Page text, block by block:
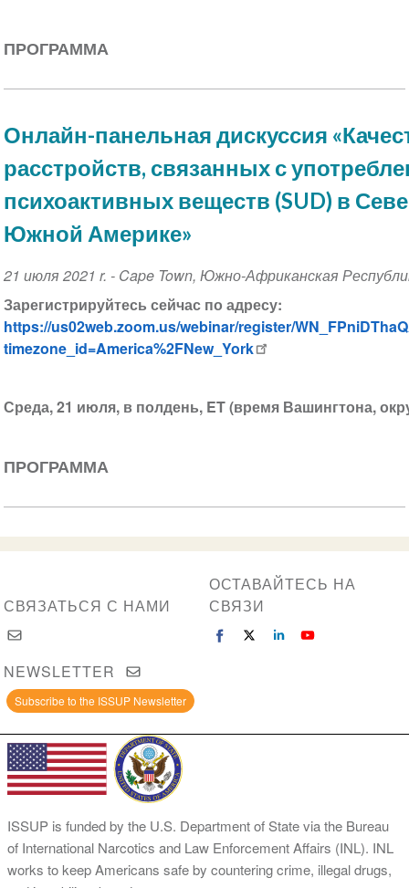
ПРОГРАММА
Онлайн-панельная дискуссия
расстройств, связанных с
психоактивных веществ (SUD) в
Южной Америке»
Event
Date
21 июля 2021 r. - Cape Town, Южно-Африканская
Зарегистрируйтесь сейчас по адресу:
https://us02web.zoom.us/webinar/register/
timezone_id=America%2FNew_York
Среда, 21 июля, в полдень, ET (время Вашингтона,
ПРОГРАММА
СВЯЗАТЬСЯ С НАМИ
ОСТАВАЙТЕСЬ НА
СВЯЗИ
NEWSLETTER
Subscribe to the ISSUP Newsletter
ISSUP is funded by the U.S. Department of State via the Bureau
of International Narcotics and Law Enforcement Affairs (INL). INL
works to keep Americans safe by countering crime, illegal drugs,